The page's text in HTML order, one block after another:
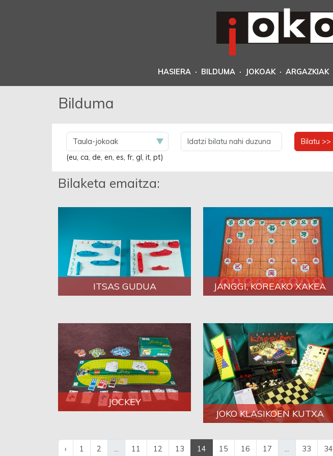
HASIERA · BILDUMA · JOKOAK · ARGAZKIAK
Bilduma
Bilatu >>
(eu, ca, de, en, es, fr, gl, it, pt)
Bilaketa emaitza:
ITSAS GUDUA JANGGI, KOREAKO XAKEA
JOCKEY
JOKO KLASIKOEN KUTXA
‹ 1 2 11 12 13 14 15 16 17 33 34